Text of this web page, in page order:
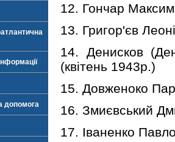
допомога
12. Гончар
13. Григор'єв
14. Денисков
(квітень 1943р.)
15. Довженоко
16. Змиєвський
17. Іваненко